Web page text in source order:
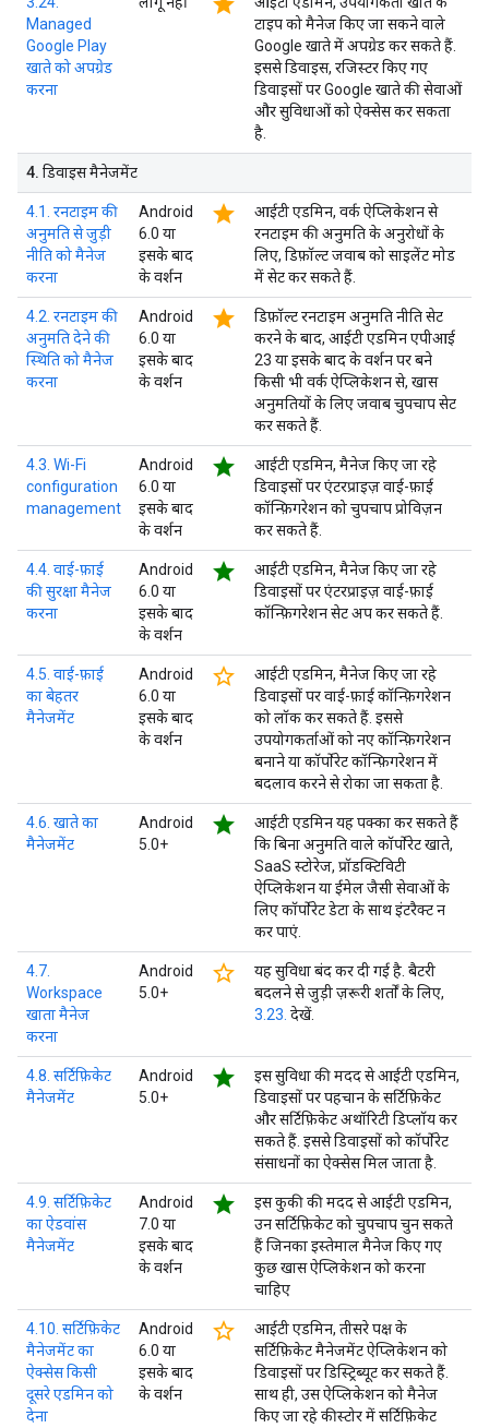
Managed
Google Play
खाते को अपग्रेड
करना
टाइप को मैनेज किए जा सकने वाले
Google खाते में अपग्रेड कर सकते हैं.
इससे डिवाइस, रजिस्टर किए गए
डिवाइसों पर Google खाते की सेवाओं
और सुविधाओं को ऐक्सेस कर सकता
है.
4. डिवाइस मैनेजमेंट
4.1. रनटाइम की
अनुमति से जुड़ी
नीति को मैनेज
करना
Android
6.0 या
इसके बाद
के वर्शन
star
आईटी एडमिन, वर्क ऐप्लिकेशन से
रनटाइम की अनुमति के अनुरोधों के
लिए, डिफ़ॉल्ट जवाब को साइलेंट मोड
में सेट कर सकते हैं.
4.2. रनटाइम की
अनुमति देने की
स्थिति को मैनेज
करना
Android
6.0 या
इसके बाद
के वर्शन
star
डिफ़ॉल्ट रनटाइम अनुमति नीति सेट
करने के बाद, आईटी एडमिन एपीआई
23 या इसके बाद के वर्शन पर बने
किसी भी वर्क ऐप्लिकेशन से, खास
अनुमतियों के लिए जवाब चुपचाप सेट
कर सकते हैं.
4.3. Wi-Fi
configuration
management
Android
6.0 या
इसके बाद
के वर्शन
star
आईटी एडमिन, मैनेज किए जा रहे
डिवाइसों पर एंटरप्राइज़ वाई-फ़ाई
कॉन्फ़िगरेशन को चुपचाप प्रोविज़न
कर सकते हैं.
4.4. वाई-फ़ाई
की सुरक्षा मैनेज
करना
Android
6.0 या
इसके बाद
के वर्शन
star
आईटी एडमिन, मैनेज किए जा रहे
डिवाइसों पर एंटरप्राइज़ वाई-फ़ाई
कॉन्फ़िगरेशन सेट अप कर सकते हैं.
4.5. वाई-फ़ाई
का बेहतर
मैनेजमेंट
Android
6.0 या
इसके बाद
के वर्शन
star_border
आईटी एडमिन, मैनेज किए जा रहे
डिवाइसों पर वाई-फ़ाई कॉन्फ़िगरेशन
को लॉक कर सकते हैं. इससे
उपयोगकर्ताओं को नए कॉन्फ़िगरेशन
बनाने या कॉर्पोरेट कॉन्फ़िगरेशन में
बदलाव करने से रोका जा सकता है.
4.6. खाते का
मैनेजमेंट
Android
5.0+
star
आईटी एडमिन यह पक्का कर सकते हैं
कि बिना अनुमति वाले कॉर्पोरेट खाते,
SaaS स्टोरेज, प्रॉडक्टिविटी
ऐप्लिकेशन या ईमेल जैसी सेवाओं के
लिए कॉर्पोरेट डेटा के साथ इंटरैक्ट न
कर पाएं.
4.7.
Workspace
खाता मैनेज
करना
Android
5.0+
star_border
यह सुविधा बंद कर दी गई है. बैटरी
बदलने से जुड़ी ज़रूरी शर्तों के लिए,
3.23. देखें.
4.8. सर्टिफ़िकेट
मैनेजमेंट
Android
5.0+
star
इस सुविधा की मदद से आईटी एडमिन,
डिवाइसों पर पहचान के सर्टिफ़िकेट
और सर्टिफ़िकेट अथॉरिटी डिप्लॉय कर
सकते हैं. इससे डिवाइसों को कॉर्पोरेट
संसाधनों का ऐक्सेस मिल जाता है.
4.9. सर्टिफ़िकेट
का ऐडवांस
मैनेजमेंट
Android
7.0 या
इसके बाद
के वर्शन
star
इस कुकी की मदद से आईटी एडमिन,
उन सर्टिफ़िकेट को चुपचाप चुन सकते
हैं जिनका इस्तेमाल मैनेज किए गए
कुछ खास ऐप्लिकेशन को करना
चाहिए
4.10. सर्टिफ़िकेट
मैनेजमेंट का
ऐक्सेस किसी
दूसरे एडमिन को
देना
Android
6.0 या
इसके बाद
के वर्शन
star_border
आईटी एडमिन, तीसरे पक्ष के
सर्टिफ़िकेट मैनेजमेंट ऐप्लिकेशन को
डिवाइसों पर डिस्ट्रिब्यूट कर सकते हैं.
साथ ही, उस ऐप्लिकेशन को मैनेज
किए जा रहे कीस्टोर में सर्टिफ़िकेट